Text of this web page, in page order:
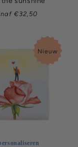
€32,50
Nieuw